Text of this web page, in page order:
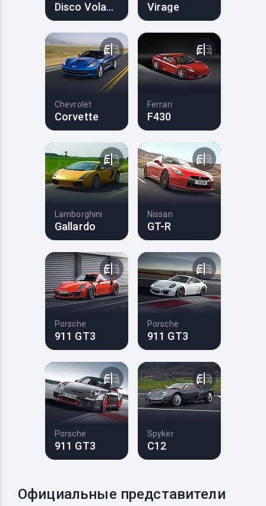
Disco Volante Virage
Chevrolet
Corvette
Ferrari
F430
Lamborghini
Gallardo
Nissan
GT-R
Porsche
911 GT3
Porsche
911 GT3
Porsche
911 GT3
Spyker
C12
Официальные представители